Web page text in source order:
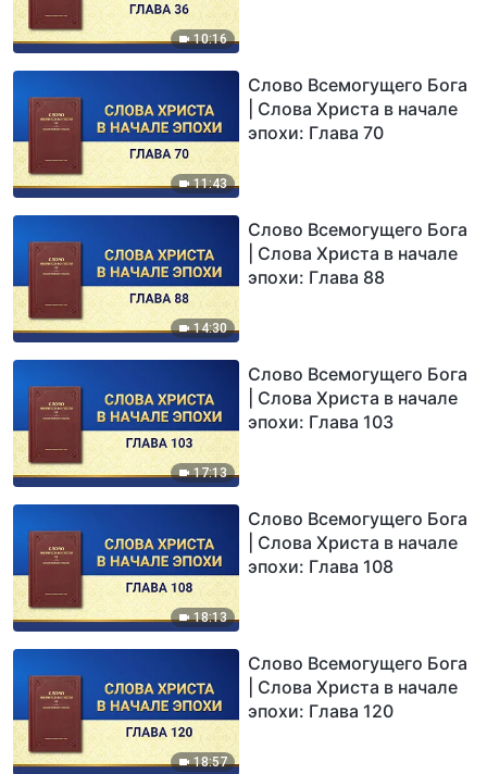
10:16
11:43
Слово Всемогущего Бога
| Слова Христа в начале
эпохи: Глава 70
14:30
Слово Всемогущего Бога
| Слова Христа в начале
эпохи: Глава 88
17:13
Слово Всемогущего Бога
| Слова Христа в начале
эпохи: Глава 103
18:13
Слово Всемогущего Бога
| Слова Христа в начале
эпохи: Глава 108
18:57
Слово Всемогущего Бога
| Слова Христа в начале
эпохи: Глава 120